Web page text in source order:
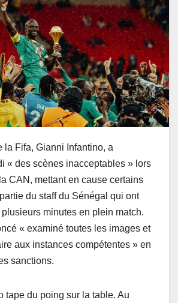
la Fifa, Gianni Infantino, a
« des scènes inacceptables » lors
CAN, mettant en cause certains
du staff du Sénégal qui ont
minutes en plein match.
« examiné toutes les images et
aux instances compétentes » en
sanctions.
tape du poing sur la table. Au